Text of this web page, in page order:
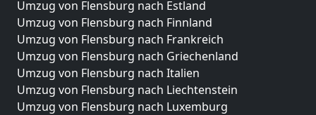
Umzug von Flensburg nach Estland
Umzug von Flensburg nach Finnland
Umzug von Flensburg nach Frankreich
Umzug von Flensburg nach Griechenland
Umzug von Flensburg nach Italien
Umzug von Flensburg nach Liechtenstein
Umzug von Flensburg nach Luxemburg